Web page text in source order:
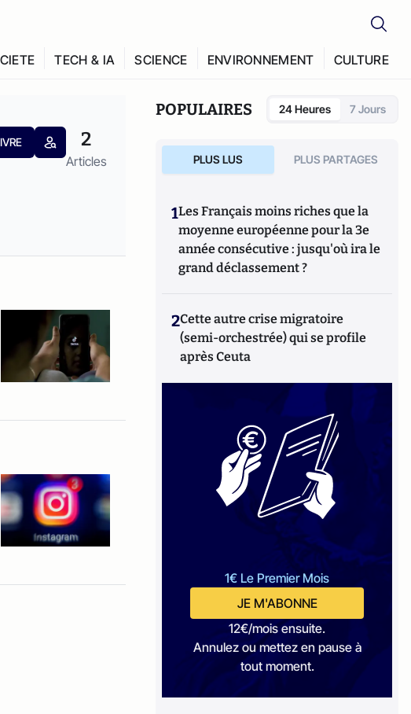
TECH & IA SCIENCE ENVIRONNEMENT CULTURE
2
Articles
POPULAIRES 24 Heures 7 Jours
PLUS LUS PLUS PARTAGES
1Les Français moins riches que la
moyenne européenne pour la 3e
année consécutive : jusqu'où ira le
grand déclassement ?
2Cette autre crise migratoire
(semi-orchestrée) qui se profile
après Ceuta
1€ Le Premier Mois
JE M'ABONNE
12€/mois ensuite.
Annulez ou mettez en pause à
tout moment.